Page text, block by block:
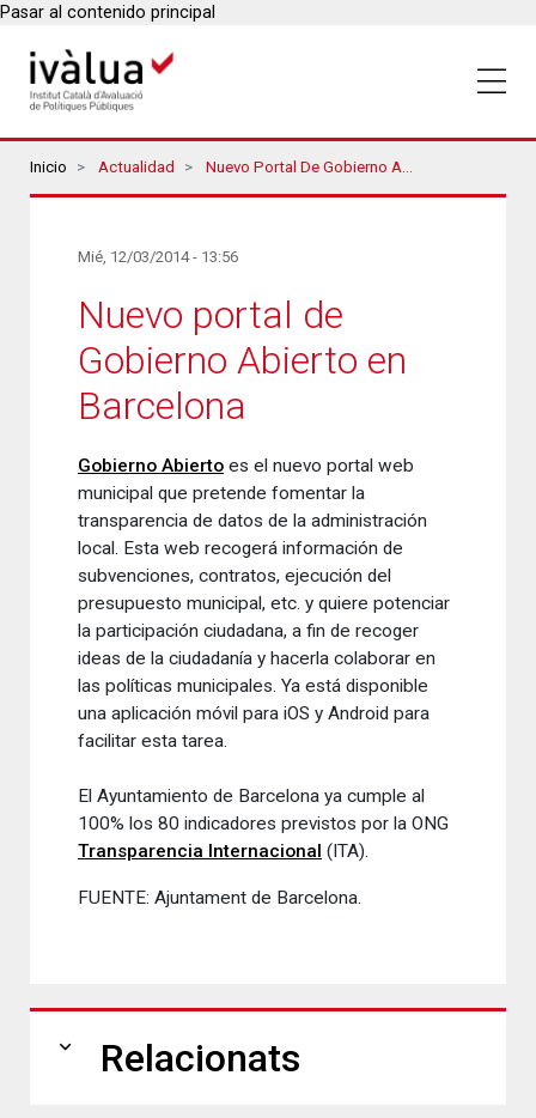
Pasar al contenido principal
Breadcrumbs
Inicio Actualidad Nuevo Portal De Gobierno Abierto En Barcelona
Mié, 12/03/2014 - 13:56
Nuevo portal de
Gobierno Abierto en
Barcelona
Gobierno Abierto es el nuevo portal web
municipal que pretende fomentar la
transparencia de datos de la administración
local. Esta web recogerá información de
subvenciones, contratos, ejecución del
presupuesto municipal, etc. y quiere potenciar
la participación ciudadana, a fin de recoger
ideas de la ciudadanía y hacerla colaborar en
las políticas municipales. Ya está disponible
una aplicación móvil para iOS y Android para
facilitar esta tarea.
El Ayuntamiento de Barcelona ya cumple al
100% los 80 indicadores previstos por la ONG
Transparencia Internacional (ITA).
FUENTE: Ajuntament de Barcelona.
expand_more Relacionats